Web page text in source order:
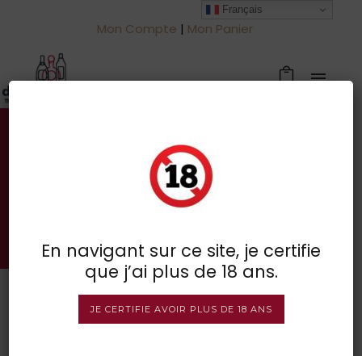
Mon Compte | Mon Panier
Votre spécialiste des vins à
BOUTIQUE EN LIGNE
Français
En navigant sur ce site, je certifie
que j’ai plus de 18 ans.
JE CERTIFIE AVOIR PLUS DE 18 ANS